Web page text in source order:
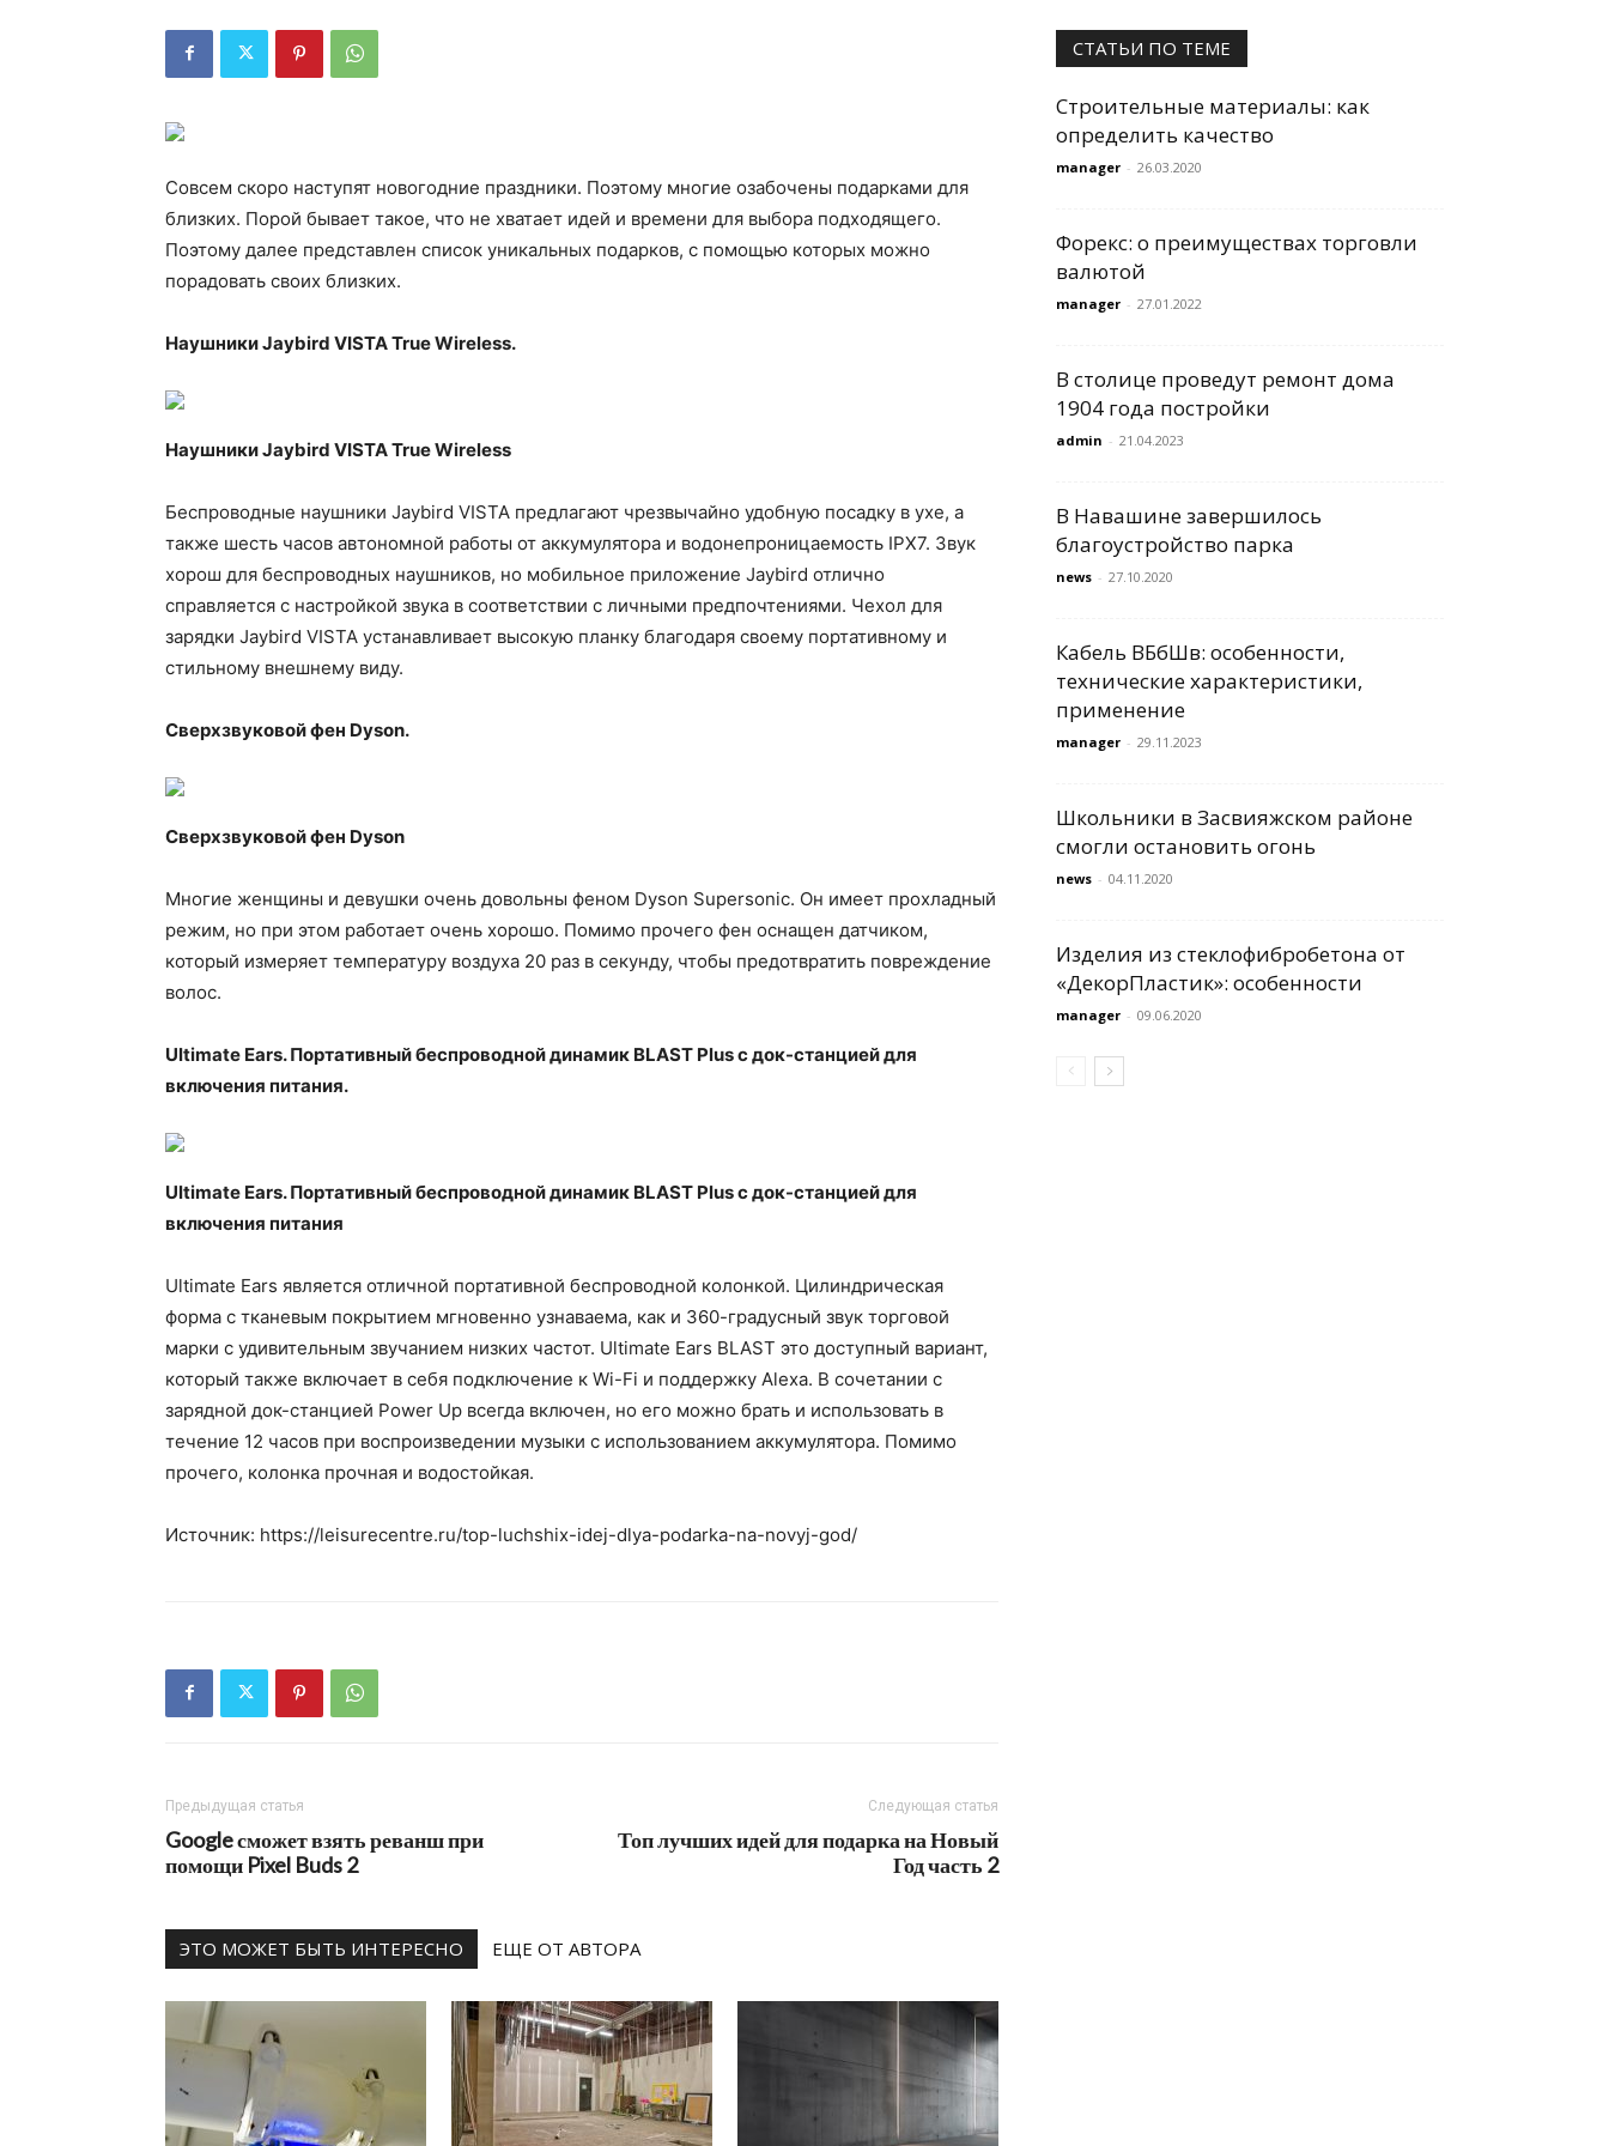
Совсем скоро наступят новогодние праздники. Поэтому многие озабочены подарками для
близких. Порой бывает такое, что не хватает идей и времени для выбора подходящего.
Поэтому далее представлен список уникальных подарков, с помощью которых можно
порадовать своих близких.
Наушники Jaybird VISTA True Wireless.
Наушники Jaybird VISTA True Wireless
Беспроводные наушники Jaybird VISTA предлагают чрезвычайно удобную посадку в ухе, а
также шесть часов автономной работы от аккумулятора и водонепроницаемость IPX7. Звук
хорош для беспроводных наушников, но мобильное приложение Jaybird отлично
справляется с настройкой звука в соответствии с личными предпочтениями. Чехол для
зарядки Jaybird VISTA устанавливает высокую планку благодаря своему портативному и
стильному внешнему виду.
Сверхзвуковой фен Dyson.
Сверхзвуковой фен Dyson
Многие женщины и девушки очень довольны феном Dyson Supersonic. Он имеет прохладный
режим, но при этом работает очень хорошо. Помимо прочего фен оснащен датчиком,
который измеряет температуру воздуха 20 раз в секунду, чтобы предотвратить повреждение
волос.
Ultimate Ears. Портативный беспроводной динамик BLAST Plus с док-станцией для
включения питания.
Ultimate Ears. Портативный беспроводной динамик BLAST Plus с док-станцией для
включения питания
Ultimate Ears является отличной портативной беспроводной колонкой. Цилиндрическая
форма с тканевым покрытием мгновенно узнаваема, как и 360-градусный звук торговой
марки с удивительным звучанием низких частот. Ultimate Ears BLAST это доступный вариант,
который также включает в себя подключение к Wi-Fi и поддержку Alexa. В сочетании с
зарядной док-станцией Power Up всегда включен, но его можно брать и использовать в
течение 12 часов при воспроизведении музыки с использованием аккумулятора. Помимо
прочего, колонка прочная и водостойкая.
Источник: https://leisurecentre.ru/top-luchshix-idej-dlya-podarka-na-novyj-god/
Предыдущая статья
Google сможет взять реванш при
помощи Pixel Buds 2
Следующая статья
Топ лучших идей для подарка на Новый
Год часть 2
ЭТО МОЖЕТ БЫТЬ ИНТЕРЕСНО ЕЩЕ ОТ АВТОРА
СТАТЬИ ПО ТЕМЕ
Строительные материалы: как
определить качество
manager - 26.03.2020
Форекс: о преимуществах торговли
валютой
manager - 27.01.2022
В столице проведут ремонт дома
1904 года постройки
admin - 21.04.2023
В Навашине завершилось
благоустройство парка
news - 27.10.2020
Кабель ВБбШв: особенности,
технические характеристики,
применение
manager - 29.11.2023
Школьники в Засвияжском районе
смогли остановить огонь
news - 04.11.2020
Изделия из стеклофибробетона от
«ДекорПластик»: особенности
manager - 09.06.2020